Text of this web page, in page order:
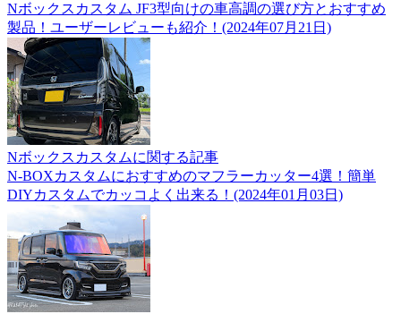
Nボックスカスタム JF3型向けの車高調の選び方とおすすめ
製品！ユーザーレビューも紹介！(2024年07月21日)
Nボックスカスタムに関する記事
N-BOXカスタムにおすすめのマフラーカッター4選！簡単
DIYカスタムでカッコよく出来る！(2024年01月03日)